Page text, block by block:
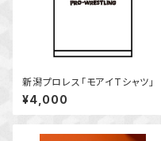
新潟プロレス「モアイTシャツ」
¥4,000